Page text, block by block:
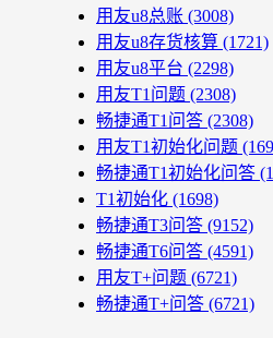
用友u8总账 (3008)
用友u8存货核算 (1721)
用友u8平台 (2298)
用友T1问题 (2308)
畅捷通T1问答 (2308)
用友T1初始化问题
畅捷通T1初始化问答
T1初始化 (1698)
畅捷通T3问答 (9152)
畅捷通T6问答 (4591)
用友T+问题 (6721)
畅捷通T+问答 (6721)